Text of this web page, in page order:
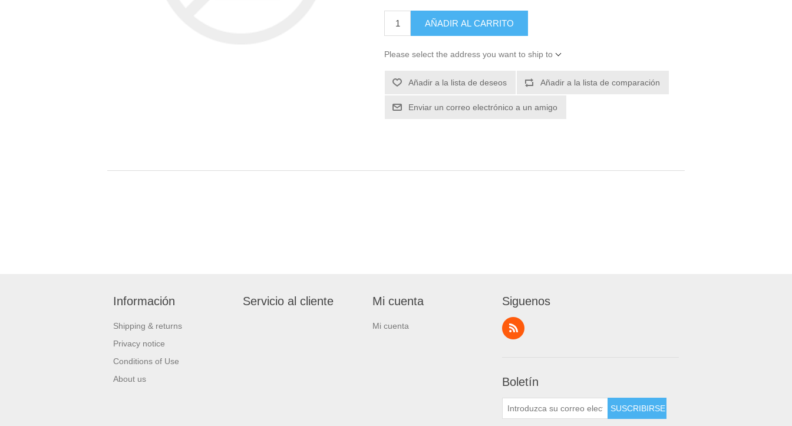
Please select the address you want to ship to
Información
Shipping & returns
Privacy notice
Conditions of Use
About us
Servicio al cliente Mi cuenta
Mi cuenta
Siguenos
Boletín